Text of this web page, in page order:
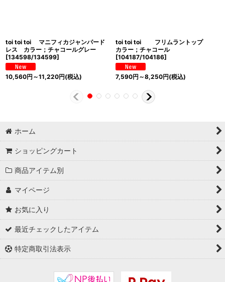
toi toi toi マニフィカジャンパード
レス カラー；チャコールグレー
[134598/134599]
10,560円 ～11,220円(税込)
toi toi toi フリムラントップ
カラー；チャコール
[104187/104186]
7,590円 ～8,250円(税込)
ホーム
ショッピングカート
商品アイテム別
マイページ
お気に入り
最近チェックしたアイテム
特定商取引法表示